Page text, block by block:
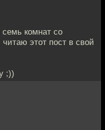
комнат со
этот пост в свой
;))